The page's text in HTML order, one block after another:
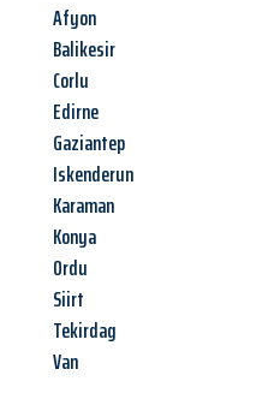
Afyon
Balikesir
Corlu
Edirne
Gaziantep
Iskenderun
Karaman
Konya
Ordu
Siirt
Tekirdag
Van